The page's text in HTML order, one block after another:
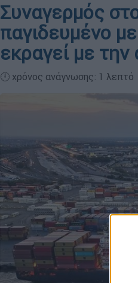
Συναγερμός
παγιδευμένο
εκραγεί με την
🕛 χρόνος ανάγνωσης: 1